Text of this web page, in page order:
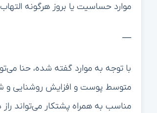
موارد حساسیت یا بروز هرگونه
—
با توجه به موارد گفته شده، حنا
متوسط پوست و افزایش روشنایی و
مناسب به همراه پشتکار می‌تواند